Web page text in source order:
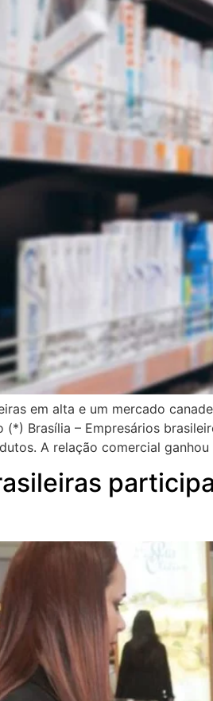
em alta e um mercado
(*) Brasília – Empresários
A relação comercial